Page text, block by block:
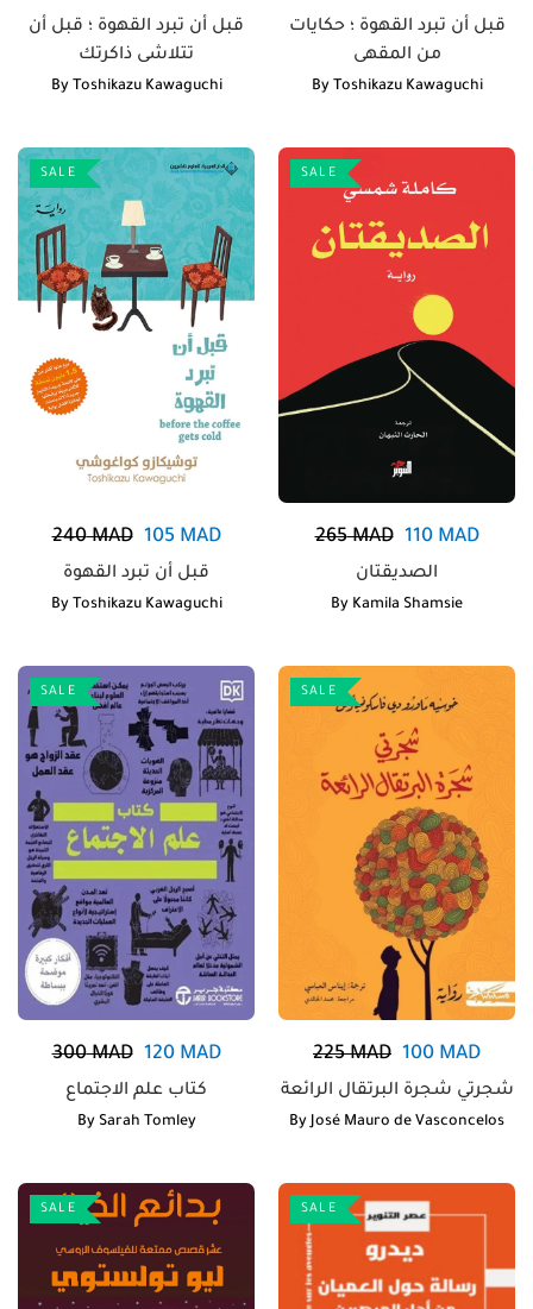
قبل أن تبرد القهوة ؛ قبل أن
تتلاشى ذاكرتك
By Toshikazu Kawaguchi
قبل أن تبرد القهوة ؛ حكايات
من المقهى
By Toshikazu Kawaguchi
SALE
240MAD 105MAD
By Toshikazu Kawaguchi
SALE
265MAD 110MAD
الصديقتان
By Kamila Shamsie
SALE
300MAD 120MAD
كتاب علم الاجتماع
By Sarah Tomley
SALE
225MAD 100 MAD
شجرتي شجرة البرتقال الرائعة
By José Mauro de Vasconcelos
SALE SALE